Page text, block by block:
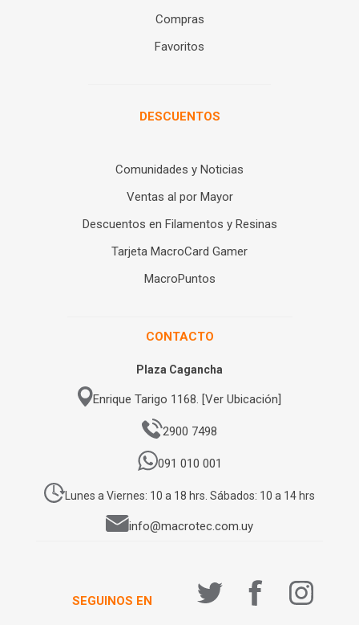
Compras
Favoritos
DESCUENTOS
Comunidades y Noticias
Ventas al por Mayor
Descuentos en Filamentos y Resinas
Tarjeta MacroCard Gamer
MacroPuntos
CONTACTO
Plaza Cagancha
Enrique Tarigo 1168. [Ver Ubicación]
2900 7498
091 010 001
Lunes a Viernes: 10 a 18 hrs. Sábados: 10 a 14 hrs
info@macrotec.com.uy
SEGUINOS EN